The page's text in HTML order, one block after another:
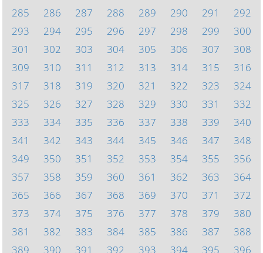
285
286 287 288 289 290 291
292
293
294 295 296 297 298 299
300
301
302 303 304 305 306 307
308
309
310 311 312 313 314 315
316
317
318 319 320 321 322 323
324
325
326 327 328 329 330 331
332
333
334 335 336 337 338 339
340
341
342 343 344 345 346 347
348
349
350 351 352 353 354 355
356
357
358 359 360 361 362 363
364
365
366 367 368 369 370 371
372
373
374 375 376 377 378 379
380
381
382 383 384 385 386 387
388
389
390 391 392 393 394 395 396